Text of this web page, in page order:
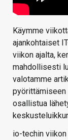
Käymme
ajankohtaiset
viikon ajalta,
mahdollisesti
valotamme
pyörittämiseen
osallistua
io-techin